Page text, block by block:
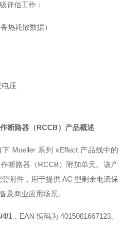
评估工作 ：
热耗散数据）
电压
断路器（RCCB） 产品概述
Moeller 系列 xEffect 产品线中的
断路器（RCCB）附加单元。该产
附件，用于提供 AC 型剩余电流保
及商业应用场景。
4/1 ，EAN 编码为 4015081667123。